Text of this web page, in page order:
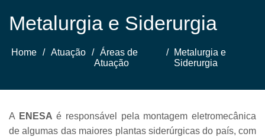
Metalurgia e Siderurgia
Home / Atuação / Áreas de
Atuação
/
Metalurgia e
Siderurgia
A ENESA é responsável pela montagem eletromecânica
de algumas das maiores plantas siderúrgicas do país, com